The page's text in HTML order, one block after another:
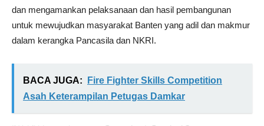
dan mengamankan pelaksanaan dan hasil pembangunan
untuk mewujudkan masyarakat Banten yang adil dan makmur
dalam kerangka Pancasila dan NKRI.
BACA JUGA:
Fire Fighter Skills Competition
Asah Keterampilan Petugas Damkar